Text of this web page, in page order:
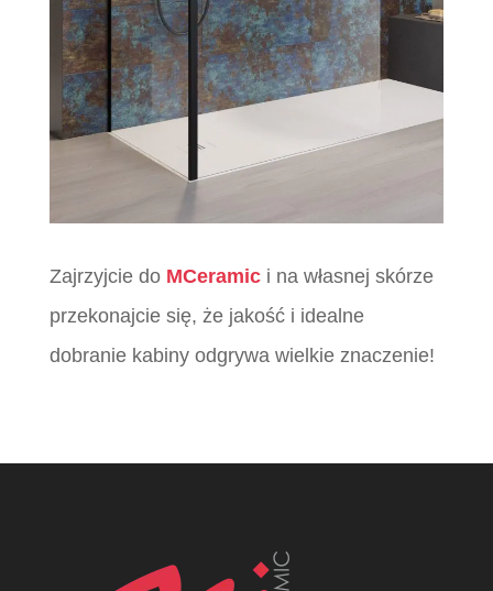
Zajrzyjcie do MCeramici na własnej skórze
przekonajcie się, że jakość i idealne
dobranie kabiny odgrywa wielkie znaczenie!